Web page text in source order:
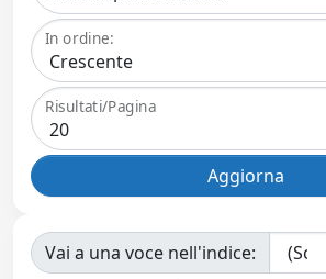
In ordine:
Risultati/Pagina
Vai a una voce nell'indice: